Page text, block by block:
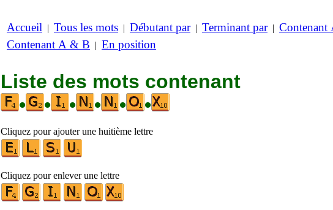
Accueil | Tous les mots | Débutant par| Terminant par| Contenant
Contenant A & B | En position
Liste des mots contenant
•
• • • • •
Cliquez pour ajouter une huitième lettre
Cliquez pour enlever une lettre